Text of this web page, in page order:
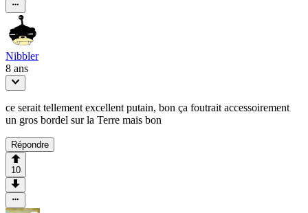
Nibbler
8 ans
ce serait tellement excellent putain, bon ça foutrait accessoirement
un gros bordel sur la Terre mais bon
Répondre
10